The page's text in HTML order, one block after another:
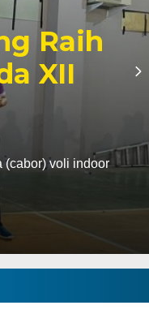
Raih
XII
(cabor) voli indoor